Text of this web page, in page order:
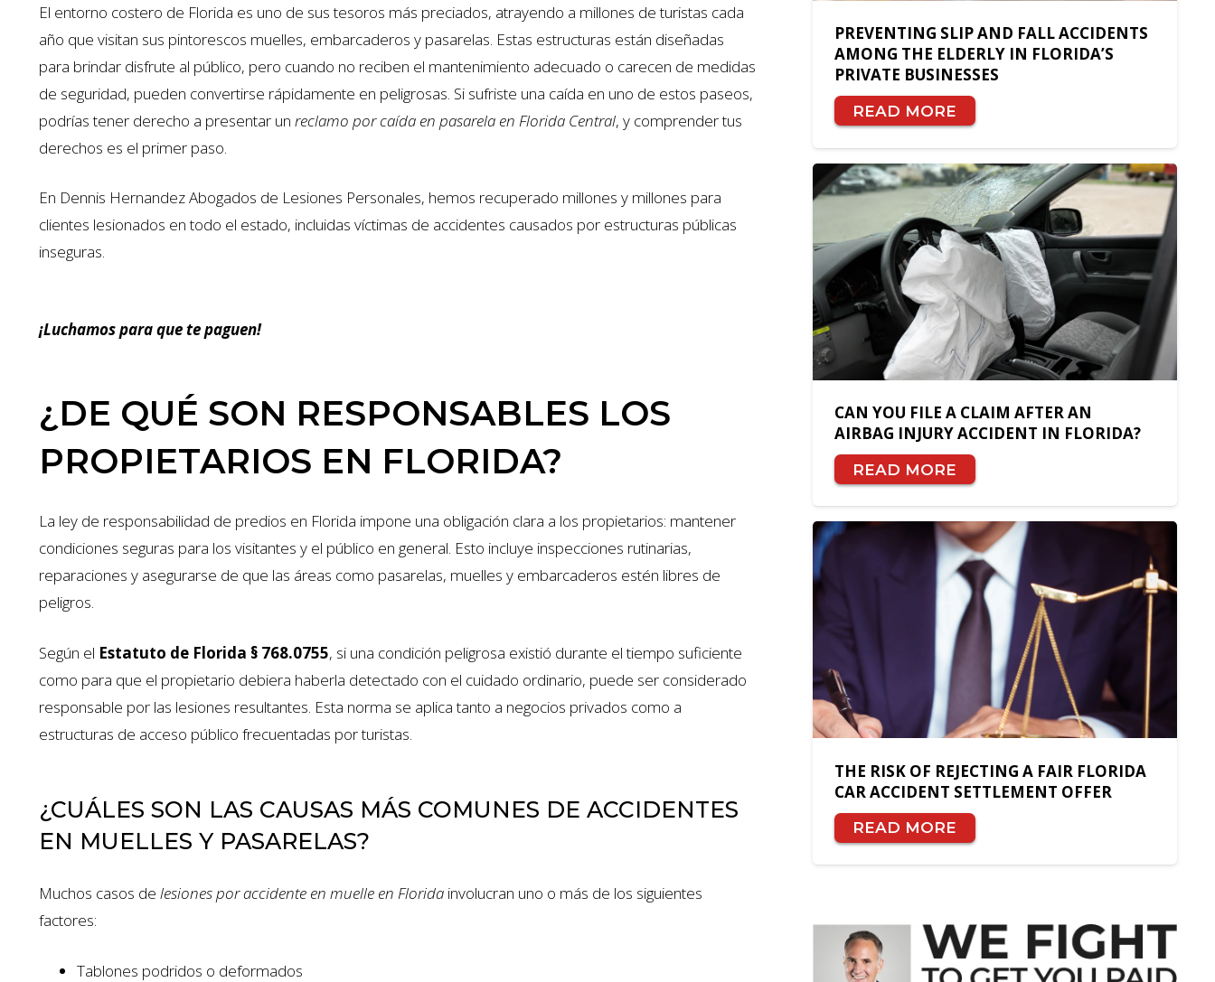
El entorno costero de Florida es uno de sus tesoros más preciados, atrayendo a millones de turistas cada
año que visitan sus pintorescos muelles, embarcaderos y pasarelas. Estas estructuras están diseñadas
para brindar disfrute al público, pero cuando no reciben el mantenimiento adecuado o carecen de medidas
de seguridad, pueden convertirse rápidamente en peligrosas. Si sufriste una caída en uno de estos paseos,
podrías tener derecho a presentar un reclamo por caída en pasarela en Florida Central, y comprender tus
derechos es el primer paso.
En Dennis Hernandez Abogados de Lesiones Personales, hemos recuperado millones y millones para
clientes lesionados en todo el estado, incluidas víctimas de accidentes causados por estructuras públicas
inseguras.
¡Luchamos para que te paguen!
¿DE QUÉ SON RESPONSABLES LOS
PROPIETARIOS EN FLORIDA?
La ley de responsabilidad de predios en Florida impone una obligación clara a los propietarios: mantener
condiciones seguras para los visitantes y el público en general. Esto incluye inspecciones rutinarias,
reparaciones y asegurarse de que las áreas como pasarelas, muelles y embarcaderos estén libres de
peligros.
Según el Estatuto de Florida § 768.0755, si una condición peligrosa existió durante el tiempo suficiente
como para que el propietario debiera haberla detectado con el cuidado ordinario, puede ser considerado
responsable por las lesiones resultantes. Esta norma se aplica tanto a negocios privados como a
estructuras de acceso público frecuentadas por turistas.
¿CUÁLES SON LAS CAUSAS MÁS COMUNES DE ACCIDENTES
EN MUELLES Y PASARELAS?
Muchos casos de lesiones por accidente en muelle en Floridainvolucran uno o más de los siguientes
factores:
Tablones podridos o deformados
PREVENTING SLIP AND FALL ACCIDENTS
AMONG THE ELDERLY IN FLORIDA’S
PRIVATE BUSINESSES
READ MORE
CAN YOU FILE A CLAIM AFTER AN
AIRBAG INJURY ACCIDENT IN FLORIDA?
READ MORE
THE RISK OF REJECTING A FAIR FLORIDA
CAR ACCIDENT SETTLEMENT OFFER
READ MORE